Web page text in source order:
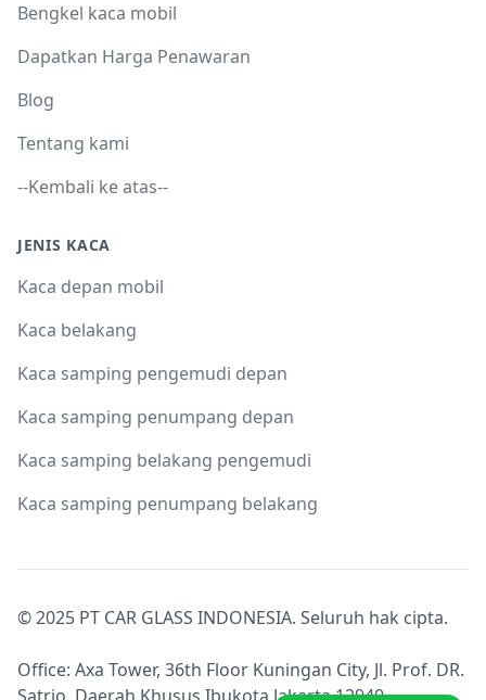
Bengkel kaca mobil
Dapatkan Harga Penawaran
Blog
Tentang kami
--Kembali ke atas--
JENIS KACA
Kaca depan mobil
Kaca belakang
Kaca samping pengemudi depan
Kaca samping penumpang depan
Kaca samping belakang pengemudi
Kaca samping penumpang belakang
© 2025 PT CAR GLASS INDONESIA. Seluruh hak cipta.
Office: Axa Tower, 36th Floor Kuningan City, Jl. Prof. DR.